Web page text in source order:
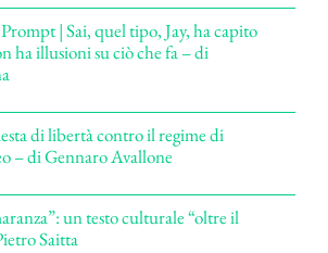
| Sai, quel tipo, Jay, ha capito
ha illusioni su ciò che fa – di
di libertà contro il regime di
– di Gennaro Avallone
un testo culturale “oltre il
Saitta